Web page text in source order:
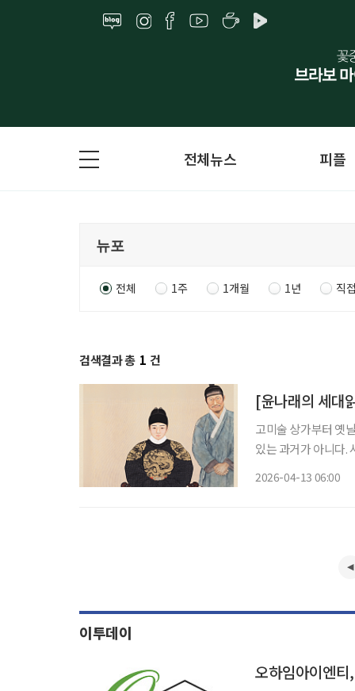
전체뉴스 피플
전체 1주 1개월 1년 직
검색결과 총 1 건
[윤나래의 세대
고미술 상가부터 옛
있는 과거가 아니다.
2026-04-13 06:00
이투데이
오하임아이엔